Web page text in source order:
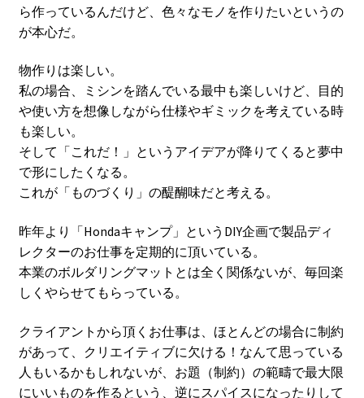
ら作っているんだけど、色々なモノを作りたいというの
が本心だ。
物作りは楽しい。
私の場合、ミシンを踏んでいる最中も楽しいけど、目的
や使い方を想像しながら仕様やギミックを考えている時
も楽しい。
そして「これだ！」というアイデアが降りてくると夢中
で形にしたくなる。
これが「ものづくり」の醍醐味だと考える。
昨年より「Hondaキャンプ」というDIY企画で製品ディ
レクターのお仕事を定期的に頂いている。
本業のボルダリングマットとは全く関係ないが、毎回楽
しくやらせてもらっている。
クライアントから頂くお仕事は、ほとんどの場合に制約
があって、クリエイティブに欠ける！なんて思っている
人もいるかもしれないが、お題（制約）の範疇で最大限
にいいものを作るという、逆にスパイスになったりして